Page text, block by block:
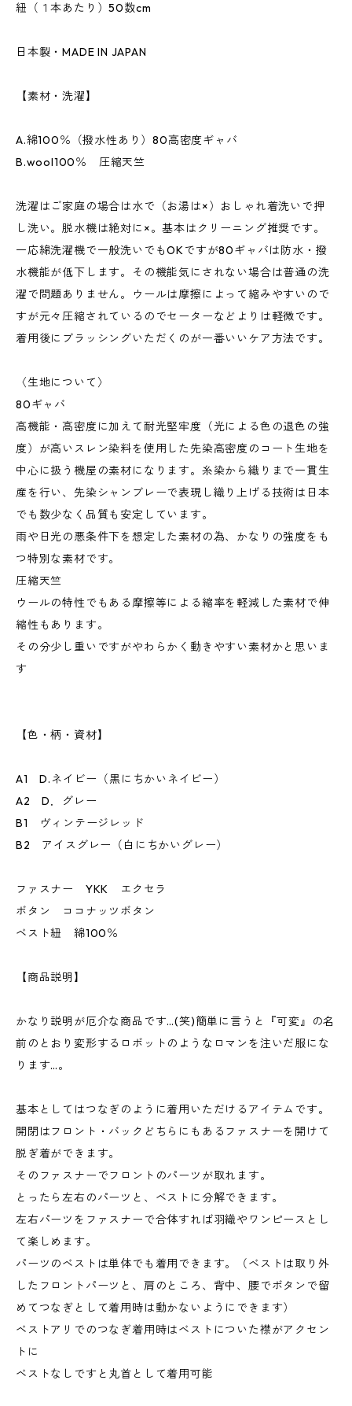
紐（１本あたり）50数cm
日本製・MADE IN JAPAN
【素材・洗濯】
A.綿100％（撥水性あり）80高密度ギャバ
B.wool100％ 圧縮天竺
洗濯はご家庭の場合は水で（お湯は×）おしゃれ着洗いで押
し洗い。脱水機は絶対に×。基本はクリーニング推奨です。
一応綿洗濯機で一般洗いでもOKですが80ギャバは防水・撥
水機能が低下します。その機能気にされない場合は普通の洗
濯で問題ありません。ウールは摩擦によって縮みやすいので
すが元々圧縮されているのでセーターなどよりは軽微です。
着用後にブラッシングいただくのが一番いいケア方法です。
〈生地について〉
80ギャバ
高機能・高密度に加えて耐光堅牢度（光による色の退色の強
度）が高いスレン染料を使用した先染高密度のコート生地を
中心に扱う機屋の素材になります。糸染から織りまで一貫生
産を行い、先染シャンブレーで表現し織り上げる技術は日本
でも数少なく品質も安定しています。
雨や日光の悪条件下を想定した素材の為、かなりの強度をも
つ特別な素材です。
圧縮天竺
ウールの特性でもある摩擦等による縮率を軽減した素材で伸
縮性もあります。
その分少し重いですがやわらかく動きやすい素材かと思いま
す
【色・柄・資材】
A1 D.ネイビー（黒にちかいネイビー）
A2 D．グレー
B1 ヴィンテージレッド
B2 アイスグレー（白にちかいグレー）
ファスナー YKK エクセラ
ボタン ココナッツボタン
ベスト紐 綿100％
【商品説明】
かなり説明が厄介な商品です…(笑)簡単に言うと『可変』の名
前のとおり変形するロボットのようなロマンを注いだ服にな
ります…。
基本としてはつなぎのように着用いただけるアイテムです。
開閉はフロント・バックどちらにもあるファスナーを開けて
脱ぎ着ができます。
そのファスナーでフロントのパーツが取れます。
とったら左右のパーツと、ベストに分解できます。
左右パーツをファスナーで合体すれば羽織やワンピースとし
て楽しめます。
パーツのベストは単体でも着用できます。（ベストは取り外
したフロントパーツと、肩のところ、背中、腰でボタンで留
めてつなぎとして着用時は動かないようにできます）
ベストアリでのつなぎ着用時はベストについた襟がアクセン
トに
ベストなしですと丸首として着用可能